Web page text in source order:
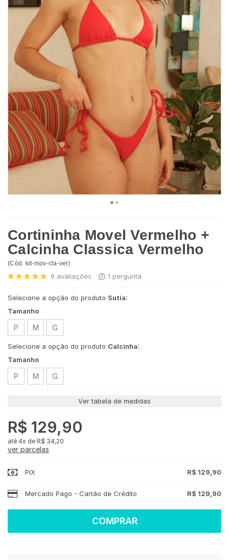
Cortininha Movel Vermelho +
Calcinha Classica Vermelho
(Cód. kit-mov-cla-ver)
9 avaliações 1 pergunta
Selecione a opção do produto Sutia:
Tamanho
P M G
Selecione a opção do produto Calcinha:
Tamanho
P M G
Ver tabela de medidas
R$ 129,90
4x de R$ 34,20
ver parcelas
PIX R$ 129,90
Mercado Pago - Cartão de Crédito R$ 129,90
COMPRAR